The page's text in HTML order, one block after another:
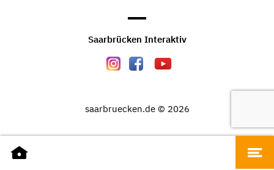
Saarbrücken Interaktiv
saarbruecken.de © 2026